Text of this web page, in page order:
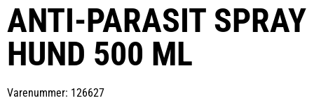
ANTI-PARASIT SPRAY
HUND 500 ML
Varenummer: 126627